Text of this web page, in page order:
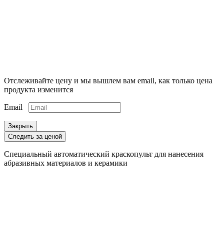
Отслеживайте цену и мы вышлем вам email, как только цена
продукта изменится
Email
Закрыть
Следить за ценой
Специальный автоматический краскопульт для нанесения
абразивных материалов и керамики